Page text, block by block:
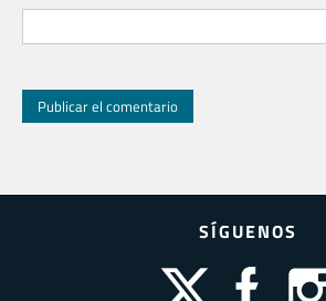
SÍGUENOS